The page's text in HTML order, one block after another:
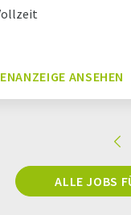
ANSEHEN
ALLE JOBS